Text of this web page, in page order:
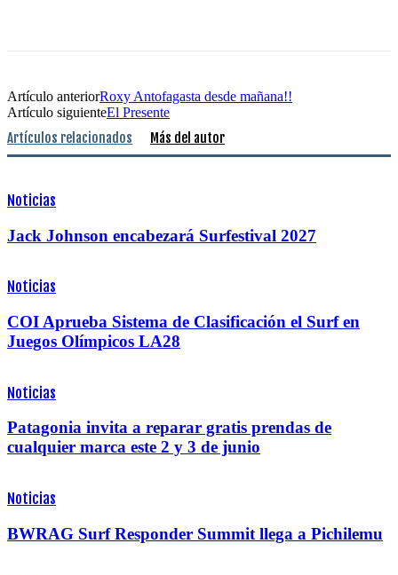
Artículo anteriorRoxy Antofagasta desde mañana!!
Artículo siguienteEl Presente
Artículos relacionados Más del autor
Noticias
Jack Johnson encabezará Surfestival 2027
Noticias
COI Aprueba Sistema de Clasificación el Surf en
Juegos Olímpicos LA28
Noticias
Patagonia invita a reparar gratis prendas de
cualquier marca este 2 y 3 de junio
Noticias
BWRAG Surf Responder Summit llega a Pichilemu